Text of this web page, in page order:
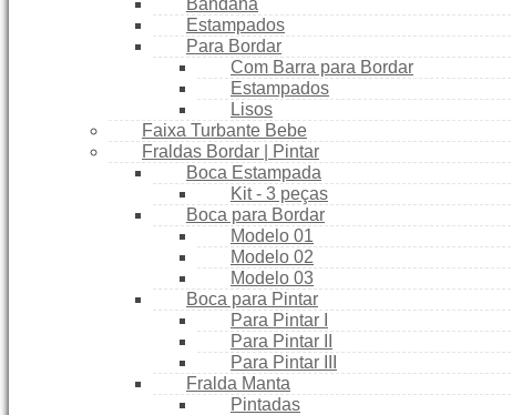
Bandana
Estampados
Para Bordar
Com Barra para Bordar
Estampados
Lisos
Faixa Turbante Bebe
Fraldas Bordar | Pintar
Boca Estampada
Kit - 3 peças
Boca para Bordar
Modelo 01
Modelo 02
Modelo 03
Boca para Pintar
Para Pintar I
Para Pintar II
Para Pintar III
Fralda Manta
Pintadas